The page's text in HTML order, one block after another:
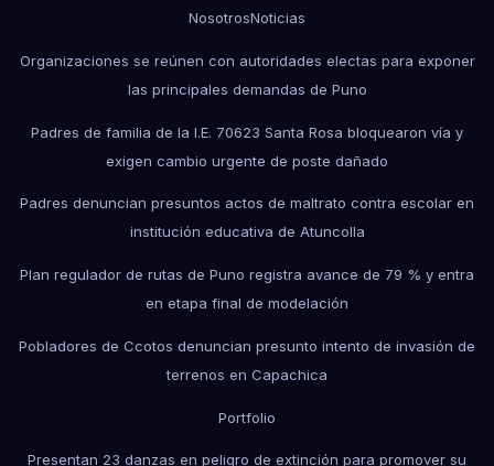
NosotrosNoticias
Organizaciones se reúnen con autoridades electas para exponer
las principales demandas de Puno
Padres de familia de la I.E. 70623 Santa Rosa bloquearon vía y
exigen cambio urgente de poste dañado
Padres denuncian presuntos actos de maltrato contra escolar en
institución educativa de Atuncolla
Plan regulador de rutas de Puno registra avance de 79 % y entra
en etapa final de modelación
Pobladores de Ccotos denuncian presunto intento de invasión de
terrenos en Capachica
Portfolio
Presentan 23 danzas en peligro de extinción para promover su